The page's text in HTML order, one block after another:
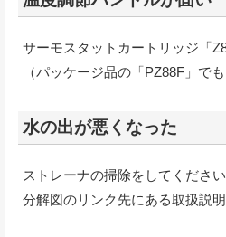
サーモスタットカートリッジ「
（パッケージ品の「PZ88F」でも
水の出が悪くなった
ストレーナの掃除をしてくださ
分解図のリンク先にある取扱説